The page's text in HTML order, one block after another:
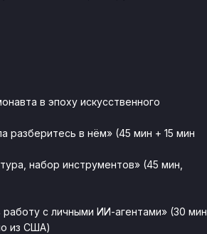
в эпоху искусственного
разберитесь в нём» (45 мин + 15 мин
набор инструментов» (45 мин,
работу с личными ИИ-агентами» (30 мин
из США)